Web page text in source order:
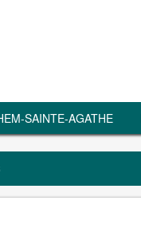
SAINTE-AGATHE